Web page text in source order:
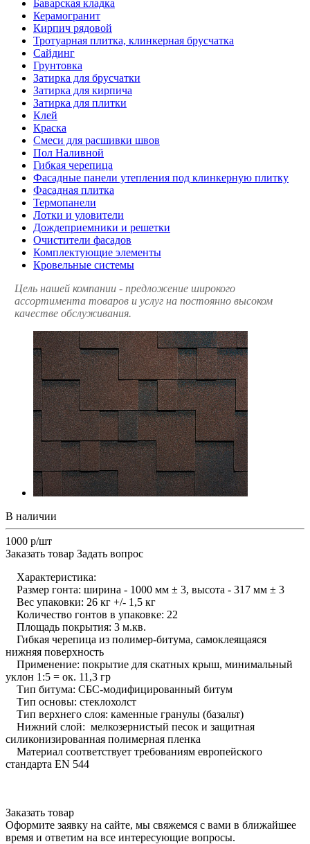
Баварская кладка
Керамогранит
Кирпич рядовой
Тротуарная плитка, клинкерная брусчатка
Сайдинг
Грунтовка
Затирка для брусчатки
Затирка для кирпича
Затирка для плитки
Клей
Краска
Смеси для расшивки швов
Пол Наливной
Гибкая черепица
Фасадные панели утепления под клинкерную плитку
Фасадная плитка
Термопанели
Лотки и уловители
Дождеприемники и решетки
Очистители фасадов
Комплектующие элементы
Кровельные системы
Цель нашей компании - предложение широкого
ассортимента товаров и услуг на постоянно высоком
качестве обслуживания.
В наличии
1000 р/шт
Заказать товар Задать вопрос
Характеристика:
Размер гонта: ширина - 1000 мм ± 3, высота - 317 мм ± 3
Вес упаковки: 26 кг +/- 1,5 кг
Количество гонтов в упаковке: 22
Площадь покрытия: 3 м.кв.
Гибкая черепица из полимер-битума, самоклеящаяся
нижняя поверхность
Применение: покрытие для скатных крыш, минимальный
уклон 1:5 = ок. 11,3 гр
Тип битума: СБС-модифицированный битум
Тип основы: стеклохолст
Тип верхнего слоя: каменные гранулы (базальт)
Нижний слой: мелкозернистый песок и защитная
силиконизированная полимерная пленка
Материал соответствует требованиям европейского
стандарта EN 544
Заказать товар
Оформите заявку на сайте, мы свяжемся с вами в ближайшее
время и ответим на все интересующие вопросы.